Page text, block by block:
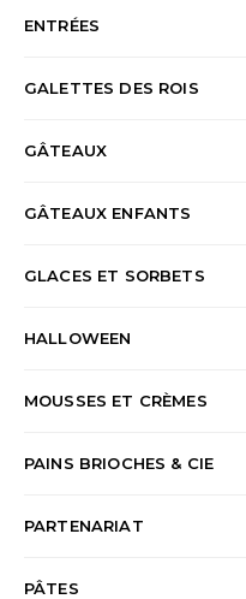
ENTRÉES
GALETTES DES ROIS
GÂTEAUX
GÂTEAUX ENFANTS
GLACES ET SORBETS
HALLOWEEN
MOUSSES ET CRÈMES
PAINS BRIOCHES & CIE
PARTENARIAT
PÂTES